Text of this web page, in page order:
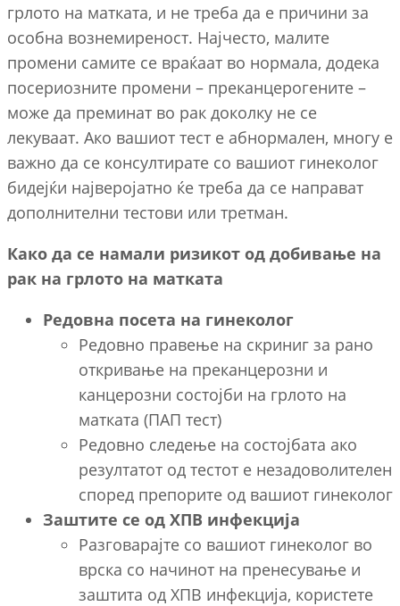
грлото на матката, и не треба да е причини за
особна вознемиреност. Најчесто, малите
промени самите се враќаат во нормала, додека
посериозните промени – преканцерогените –
може да преминат во рак доколку не се
лекуваат. Ако вашиот тест е абнормален, многу е
важно да се консултирате со вашиот гинеколог
бидејќи најверојатно ќе треба да се направат
дополнителни тестови или третман.
Како да се намали ризикот од добивање на
рак на грлото на матката
Редовна посета на гинеколог
Редовно правење на скриниг за рано
откривање на преканцерозни и
канцерозни состојби на грлото на
матката (ПАП тест)
Редовно следење на состојбата ако
резултатот од тестот е незадоволителен
според препорите од вашиот гинеколог
Заштите се од ХПВ инфекција
Разговарајте со вашиот гинеколог во
врска со начинот на пренесување и
заштита од ХПВ инфекција, користете